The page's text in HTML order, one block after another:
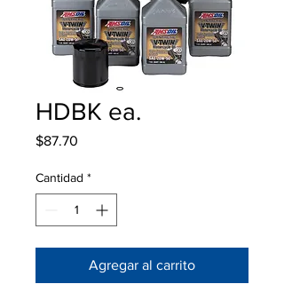
HDBK ea.
$87.70
Cantidad *
Agregar al carrito